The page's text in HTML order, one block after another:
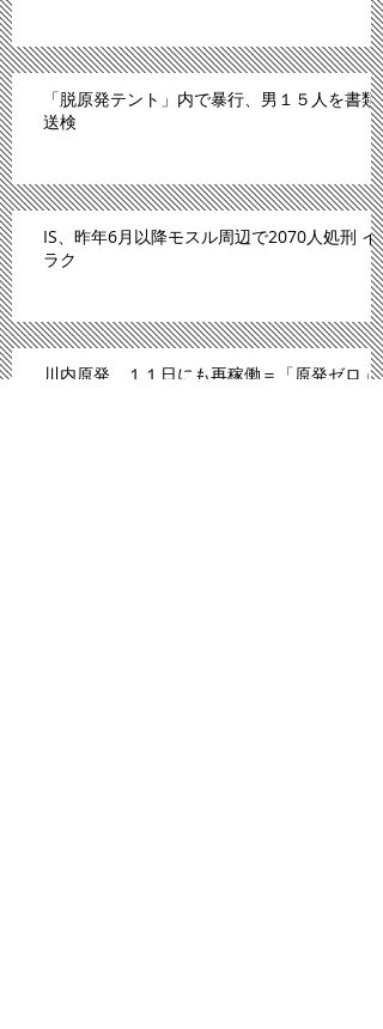
「脱原発テント」内で暴行、男１５人を書類
送検
IS、昨年6月以降モスル周辺で2070人処刑 イ
ラク
川内原発、１１日にも再稼働＝「原発ゼロ」